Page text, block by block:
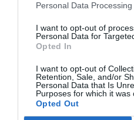
Personal Data
I want to opt-out of
Personal Data for
Opted In
I want to opt-out of
Retention, Sale, and/or
Personal Data that Is
Purposes for which it was
Opted Out
Τα ευρήματα
ρυθμιστής που βοηθά να
θα αποθηκευτεί ή θα
την καύση λίπους στον